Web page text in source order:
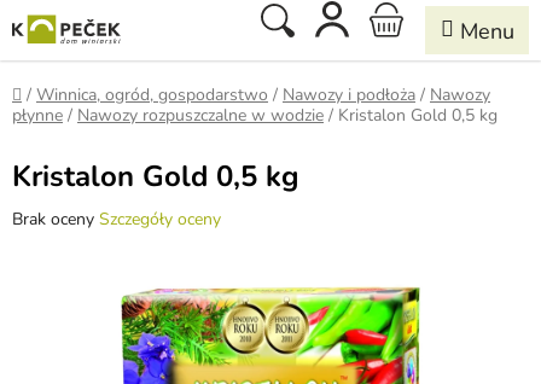
do
treści
Szukaj KOSZYK
Home
/ Winnica, ogród, gospodarstwo / Nawozy i podłoża / Nawozy
płynne / Nawozy rozpuszczalne w wodzie / Kristalon Gold 0,5 kg
Kristalon Gold 0,5 kg
Średnia
Brak oceny Szczegóły oceny